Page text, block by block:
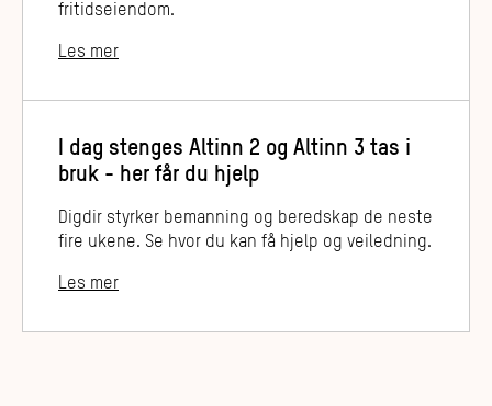
fritidseiendom.
Les mer
I dag stenges Altinn 2 og Altinn 3 tas i
bruk - her får du hjelp
Digdir styrker bemanning og beredskap de neste
fire ukene. Se hvor du kan få hjelp og veiledning.
Les mer